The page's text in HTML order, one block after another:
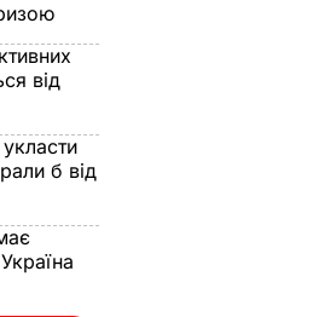
від
б від